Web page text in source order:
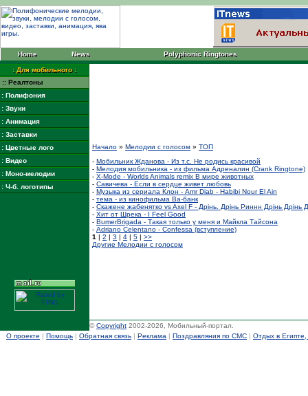
Home News Polyphonic Ringtones
: Для мобильного :
:: Реалтоны
: Полифония
: Звуки
: Анимация
: Заставки
: Цветные лого
: Видео
: Моно-мелодии
: Ч-б. логотипы
Начало » Мелодии с голосом » ТОП
- Mобильник Жданова - Из т.с. Не родись красивой
- Мелодия мобильника - из фильма Адреналин (Crank Ringtone)
- X-Mode - Worlds Animals remix В мире животных
- Савичева - Если в сердце живет любовь
- Музыка из сериала Клон - Amr Diab - Habibi Nour El Ain
- тема - из кинофильма Ва-банк
- Скажене жабенятко vs Axel F - Дрiнь. Дрiнь Риннн Дрiнь Дрiнь
- Хит от Шрека - I Feel Good
- BumerBrigada - Такая только у меня и Майкла Тайсона
- Adriano Celentano - Confessa (вступление)
1 | 2 | 3 | 4 | 5 | >>
Другие Мелодии с голосом
©Copyright 2002-2026, Мобильный-портал.
О проекте | Помощь | Обратная связь | Реклама | Поздравляния по СМС | Отдых в